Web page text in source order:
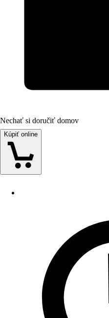
Nechať si doručiť domov
Kúpiť online